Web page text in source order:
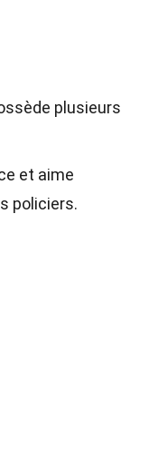
plusieurs
et aime
policiers.